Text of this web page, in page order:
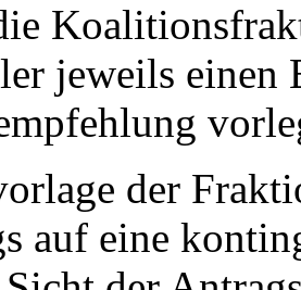
jeweils einen
der
auf eine